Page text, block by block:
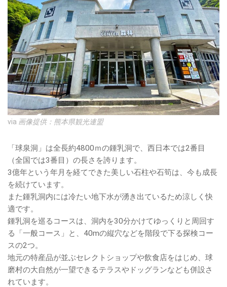
via 画像提供：熊本県観光連盟
「球泉洞」は全長約4800ｍの鍾乳洞で、西日本では2番目
（全国では3番目）の長さを誇ります。
3億年という年月を経てできた美しい石柱や石筍は、今も成長
を続けています。
また鍾乳洞内には冷たい地下水が湧き出ているため涼しく快
適です。
鍾乳洞を巡るコースは、洞内を30分かけてゆっくりと周回す
る「一般コース」と、40mの縦穴などを階段で下る探検コー
スの2つ。
地元の特産品が並ぶセレクトショップや飲食店をはじめ、球
磨村の大自然が一望できるテラスやドッグランなども併設さ
れています。